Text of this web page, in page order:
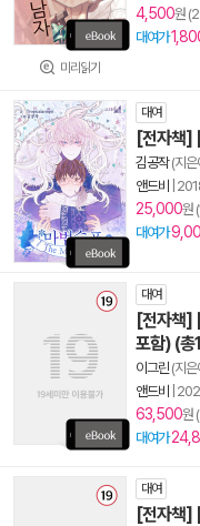
미리읽기
4,500원
대여가
대여
[전자책]
김공작(지은
앤드비
25,000원
대여가
대여
[전자책]
포함) (
이그린 (지은
앤드비
63,500원
대여가
대여
[전자책]